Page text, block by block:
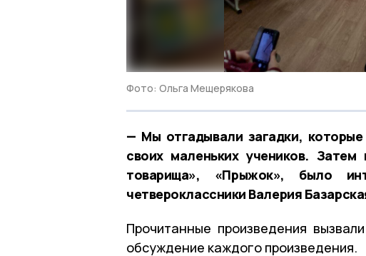
Фото: Ольга Мещерякова
— Мы отгадывали загадки,
своих маленьких учеников.
товарища», «Прыжок», было
четвероклассники Валерия
Прочитанные произведения
обсуждение каждого произведения.